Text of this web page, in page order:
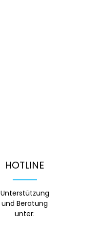
HOTLINE
Unterstützung
und Beratung
unter: